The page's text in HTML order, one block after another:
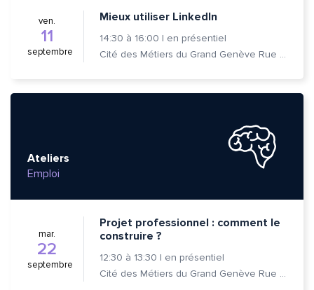
ven.
11
septembre
Mieux utiliser LinkedIn
14:30 à 16:00 | en présentiel
Cité des Métiers du Grand Genève Rue Prévost-Martin 6 1205 Genève
Ateliers
Emploi
mar.
22
septembre
Projet professionnel : comment le
construire ?
12:30 à 13:30 | en présentiel
Cité des Métiers du Grand Genève Rue Prévost-Martin 6 1205 Genève
Prénom et nom*
Quelle est la pertinence de cette page?